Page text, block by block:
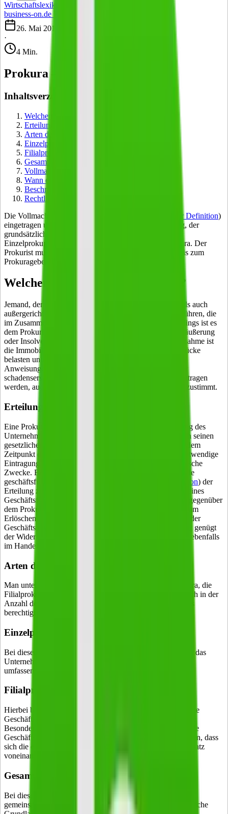
Wirtschaftslexikon
business-on.de Redaktion
26. Mai 2011
·
4 Min.
Prokura – Handelsvollmacht
Inhaltsverzeichnis:
Welchen Umfang hat die Prokura?
Erteilung und Erlöschen der Prokura
Arten der Prokura
Einzelprokura
Filialprokura
Gesamtprokura
Vollmachten des Prokuristen im Überblick
Wann erlischt eine Prokura?
Beschränkung der Prokura
Rechtliche Grundlagen der Prokura
Die Vollmacht wird im Handelsregister (
Handelsregister Definition)
eingetragen und verfügt über einen festgelegten Umfang, der
grundsätzlich unbeschränkt ist. Man unterscheidet die
Einzelprokura, die Filialprokura sowie die Gesamtprokura. Der
Prokurist muss nicht zwingend in einem Arbeitsverhältnis zum
Prokurageber stehen.
Welchen Umfang hat die Prokura?
Jemand, der die Prokura trägt, darf sowohl gerichtliche als auch
außergerichtliche Geschäfte und Rechtshandlungen ausführen, die
im Zusammenhang mit dem Unternehmen stehen. Allerdings ist es
dem Prokuristen nicht gestattet, Handlungen wie die Veräußerung
oder Insolvenzbeantragung durchzuführen. Einzige Ausnahme ist
die Immobiliarklausel, bei der der Prokuraträger Grundstücke
belasten und veräußern kann. Weigert sich der Prokurist,
Anweisungen der Geschäftsführung zu befolgen, kann er
schadensersatzpflichtig sein. Die Prokura kann nicht übertragen
werden, auch wenn der Unternehmer einer Übertragung zustimmt.
Erteilung und Erlöschen der Prokura
Eine Prokura kann nur durch eine ausdrückliche Erklärung des
Unternehmensinhabers, eines Voll
s oder durch seinen
gesetzlichen Vertreter erteilt werden. Die Erteilung ist ab dem
Zeitpunkt der Zeichnung des Prokuristen wirksam, die notwendige
Eintragung in das Handelsregister verfolgt nur deklaratorische
Zwecke. Bei einer offenen Handelsgesellschaft müssen alle
geschäftsführenden Gesellschafter (
Gesellschafter Definition) der
Erteilung zustimmen. Allerdings genügt die Zustimmung eines
Geschäftsführers für die Erteilung gegenüber Dritten und gegenüber
dem Prokuristen. Ein jederzeit möglicher Widerruf führt zum
Erlöschen der Prokura. Ebenso bei einer Kündigung oder der
Geschäftsauflösung. Bei einer
genügt
der Widerruf eines Gesellschafters. Die Beendigung muss ebenfalls
im Handelsregister vermerkt werden.
Arten der Prokura
Man unterscheidet drei Arten der Prokura, die Einzelprokura, die
Filialprokura und die Gesamtprokura. Sie unterscheiden sich in der
Anzahl der Personen, die zur Vertretung des Unternehmens
berechtigt sind.
Einzelprokura
Bei dieser Art erhält nur eine einzige Person die Vollmacht, das
Unternehmen nach außen zu vertreten. Diese Vollmacht ist
umfassend.
Filialprokura
Hierbei beschränkt sich die Prokura auf eine Filiale oder eine
Geschäftsstelle des Unternehmens (§ 50 Abs. 3 HGB). Eine
Besonderheit ist die Generalprokura. Sie bezieht sich auf alle
Geschäftsstellen eines Unternehmens. Hierbei ist zu beachten, dass
sich die einzelnen Niederlassungen durch einen Namenszusatz
voneinander unterscheiden lassen.
Gesamtprokura
Bei dieser Art sind zwei oder mehr Prokuristen berechtigt,
gemeinsam geschäftliche Entscheidungen zu treffen. Rechtliche